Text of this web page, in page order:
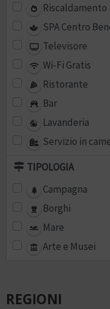
Riscaldamento
SPA Centro
Televisore
Wi-Fi Gratis
Ristorante
Bar
Lavanderia
Servizio in
TIPOLOGIA
Campagna
Borghi
Mare
Arte e Musei
REGIONI